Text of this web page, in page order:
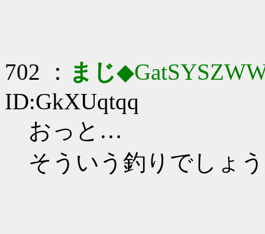
702 ： まじ
ID:GkXUqtqq
おっと…
そういう釣りでしょう